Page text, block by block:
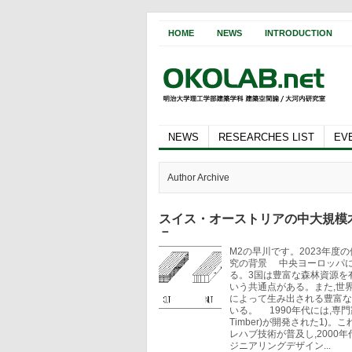
HOME NEWS INTRODUCTION
NEWS RESEARCHES LIST
Author Archive
スイス・オーストリアの中大規
－
M2の早川です。2023年度
究の背景 中央ヨーロッパ
る。3国は豊富な森林資源
いう共通点がある。また,世
によって生み出される豊富
いる。 1990年代には,専門
Timber)が開発された1)。こ
レハブ技術が普及し,2000
ジニアリングデザイン...